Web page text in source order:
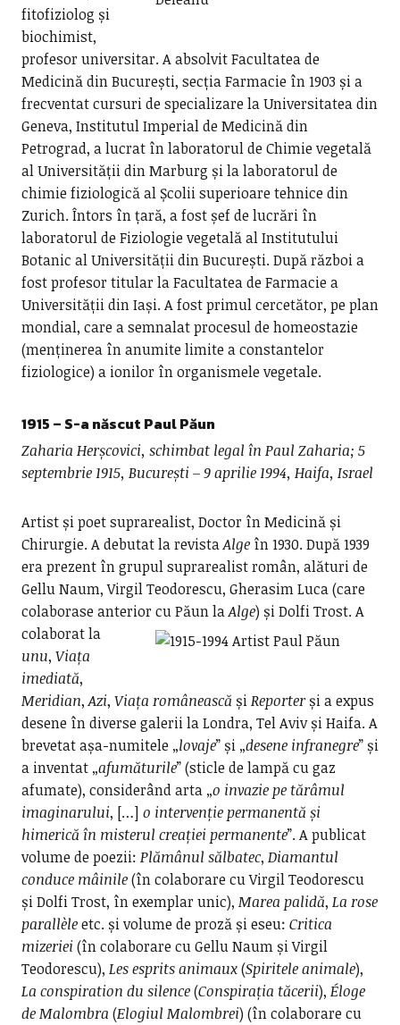
fitofiziolog și
biochimist,
profesor universitar. A absolvit Facultatea de
Medicină din București, secția Farmacie în 1903 și a
frecventat cursuri de specializare la Universitatea din
Geneva, Institutul Imperial de Medicină din
Petrograd, a lucrat în laboratorul de Chimie vegetală
al Universității din Marburg și la laboratorul de
chimie fiziologică al Școlii superioare tehnice din
Zurich. Întors în țară, a fost șef de lucrări în
laboratorul de Fiziologie vegetală al Institutului
Botanic al Universității din București. După război a
fost profesor titular la Facultatea de Farmacie a
Universității din Iași. A fost primul cercetător, pe plan
mondial, care a semnalat procesul de homeostazie
(menținerea în anumite limite a constantelor
fiziologice) a ionilor în organismele vegetale.
1915 – S-a născut Paul Păun
Zaharia Herșcovici, schimbat legal în Paul Zaharia; 5
septembrie 1915, București – 9 aprilie 1994, Haifa, Israel
Artist și poet suprarealist, Doctor în Medicină și
Chirurgie. A debutat la revistaAlgeîn 1930. După 1939
era prezent în grupul suprarealist român, alături de
Gellu Naum, Virgil Teodorescu, Gherasim Luca (care
colaborase anterior cu Păun laAlge) și Dolfi Trost.A
colaborat la
unu, Viața
imediată,
Meridian,Azi, Viața românească șiReporterși a expus
desene în diverse galerii la Londra, Tel Aviv și Haifa. A
brevetat așa-numitele „lovaje” și „desene infranegre” și
a inventat „afumăturile” (sticle de lampă cu gaz
afumate), considerând arta „o invazie pe tărâmul
imaginarului, […] o intervenție permanentă și
himerică în misterul creației permanente”. A publicat
volume de poezii: Plămânul sălbatec, Diamantul
conduce mâinile(în colaborare cu Virgil Teodorescu
și Dolfi Trost, în exemplar unic), Marea palidă, La rose
parallèleetc. și volume de proză și eseu: Critica
mizeriei (în colaborare cu Gellu Naum și Virgil
Teodorescu), Les esprits animaux(Spiritele animale),
La conspiration du silence(Conspirația tăcerii), Éloge
de Malombra (Elogiul Malombrei) (în colaborare cu